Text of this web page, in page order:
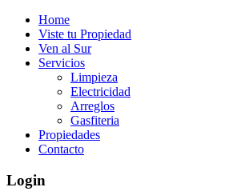
Home
Viste tu Propiedad
Ven al Sur
Servicios
Limpieza
Electricidad
Arreglos
Gasfiteria
Propiedades
Contacto
Login